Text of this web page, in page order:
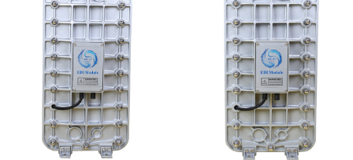
MK-TC500 EDI模块 GE EDI模块维修